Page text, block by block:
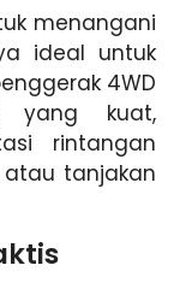
menangani
ideal untuk
4WD
yang kuat,
rintangan
atau tanjakan